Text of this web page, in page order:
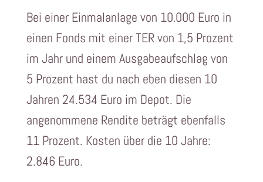
Bei einer Einmalanlage von 10.000 Euro in
einen Fonds mit einer TER von 1,5 Prozent
im Jahr und einem Ausgabeaufschlag von
5 Prozent hast du nach eben diesen 10
Jahren 24.534 Euro im Depot. Die
angenommene Rendite beträgt ebenfalls
11 Prozent. Kosten über die 10 Jahre:
2.846 Euro.